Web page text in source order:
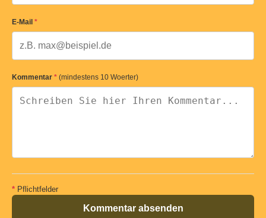
E-Mail *
Kommentar * (mindestens 10 Woerter)
* Pflichtfelder
Kommentar absenden